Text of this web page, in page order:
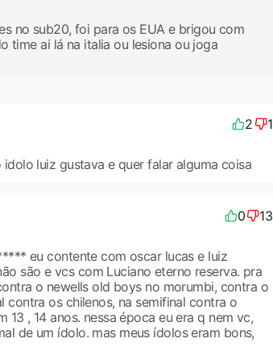
no sub20, foi para os EUA e brigou com
time ai lá na italia ou lesiona ou joga
2 1
luiz gustava e quer falar alguma coisa
0 13
eu contente com oscar lucas e luiz
são e vcs com Luciano eterno reserva. pra
o newells old boys no morumbi, contra o
contra os chilenos, na semifinal contra o
13 , 14 anos. nessa época eu era q nem vc,
de um ídolo. mas meus ídolos eram bons,